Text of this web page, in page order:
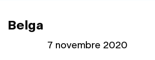
Belga
7 novembre 2020